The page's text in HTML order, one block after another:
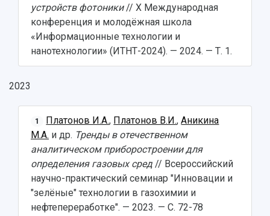
устройств фотоники// X Международная
конференция и молодёжная школа
«Информационные технологии и
нанотехнологии» (ИТНТ-2024). — 2024. — Т. 1.
2023
1 Платонов И.А., Платонов В.И.,Аникина
М.А. и др. Тренды в отечественном
аналитическом приборостроении для
определения газовых сред // Всероссийский
научно-практический семинар "Инновации и
"зелёные" технологии в газохимии и
нефтепереработке". — 2023. — С. 72-78